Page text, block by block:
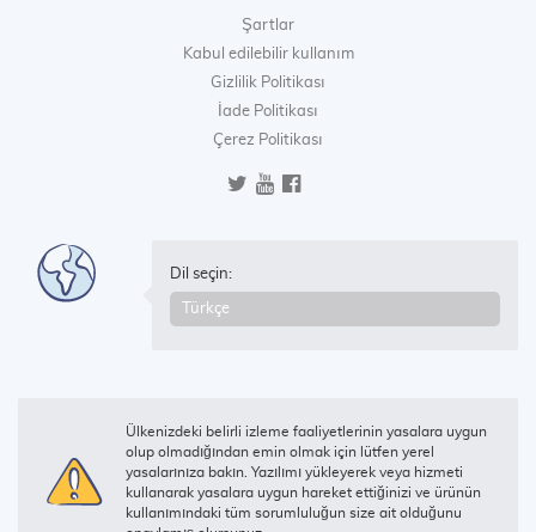
Şartlar
Kabul edilebilir kullanım
Gizlilik Politikası
İade Politikası
Çerez Politikası
Dil seçin:
Ülkenizdeki belirli izleme faaliyetlerinin yasalara uygun
olup olmadığından emin olmak için lütfen yerel
yasalarınıza bakın. Yazılımı yükleyerek veya hizmeti
kullanarak yasalara uygun hareket ettiğinizi ve ürünün
kullanımındaki tüm sorumluluğun size ait olduğunu